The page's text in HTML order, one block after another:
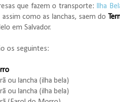
que fazem o transporte: Ilha
assim como as lanchas, saem do
em Salvador.
os seguintes:
ou lancha (ilha bela)
ou lancha (ilha bela)